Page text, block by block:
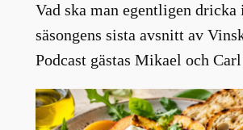
Vad ska man egentligen dricka
säsongens sista avsnitt av
Podcast gästas Mikael och